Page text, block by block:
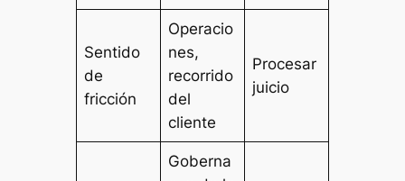
Sentido
de
fricción
Operacio
nes,
recorrido
del
cliente
Procesar
juicio
Goberna